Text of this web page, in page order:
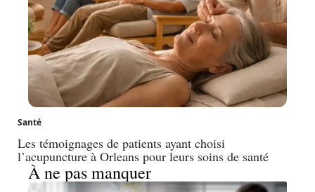
Santé
Les témoignages de patients ayant choisi
l’acupuncture à Orleans pour leurs soins de santé
À ne pas manquer